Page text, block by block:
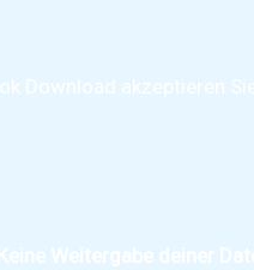
Download akzeptieren
Weitergabe deiner